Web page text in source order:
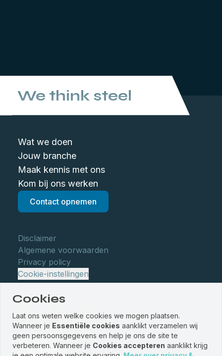
We think steel
Wat we doen
Jouw branche
Maak kennis met ons
Kom bij ons werken
Contact opnemen
Disclaimer
Algemene voorwaarden
Privacy policy
Cookie-instellingen
Cookies
Laat ons weten welke cookies we mogen plaatsen.
Wanneer je Essentiële cookies aanklikt verzamelen wij
geen persoonsgegevens en help je ons de site te
verbeteren. Wanneer je Cookies accepteren aanklikt krijg